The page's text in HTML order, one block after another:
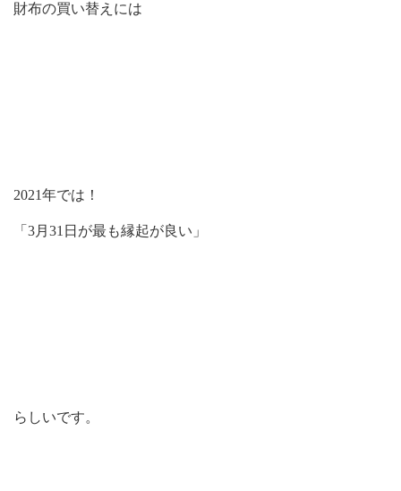
財布の買い替えには
2021年では！
「3月31日が最も縁起が良い」
らしいです。